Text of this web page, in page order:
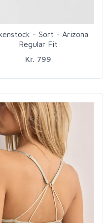
- Sort - Arizona
Regular Fit
Kr. 799